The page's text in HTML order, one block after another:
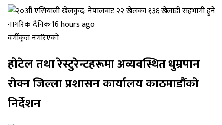
नागरिक दैनिक·16 hours ago
वर्गीकृत नगरिएको
होटेल तथा रेस्टुरेन्टहरूमा अव्यवस्थित धुम्रपान
रोक्न जिल्ला प्रशासन कार्यालय काठमाडौंको
निर्देशन